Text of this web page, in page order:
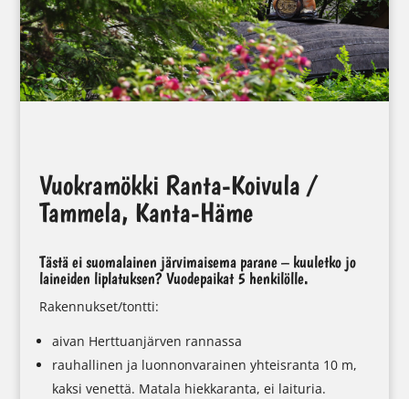
Vuokramökki Ranta-Koivula /
Tammela, Kanta-Häme
Tästä ei suomalainen järvimaisema parane – kuuletko jo
laineiden liplatuksen? Vuodepaikat 5 henkilölle.
Rakennukset/tontti:
aivan Herttuanjärven rannassa
rauhallinen ja luonnonvarainen yhteisranta 10 m,
kaksi venettä. Matala hiekkaranta, ei laituria.